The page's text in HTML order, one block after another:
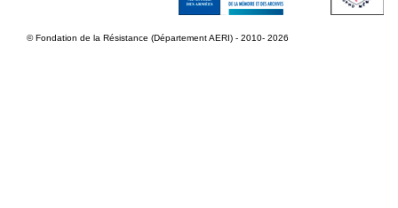
© Fondation de la Résistance (Département AERI) - 2010- 2026